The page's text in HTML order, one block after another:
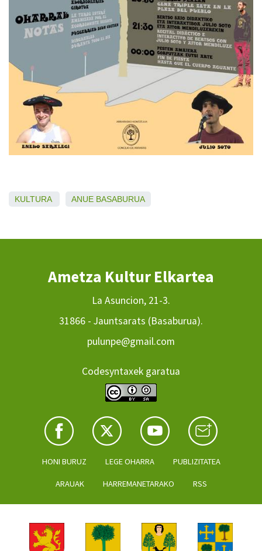
KULTURA ANUE BASABURUA
Ametza Kultur Elkartea
La Asuncion, 21-3.
31866 - Jauntsarats (Basaburua).
pulunpe@gmail.com
Codesyntaxek garatua
HONI BURUZ LEGE OHARRA PUBLIZITATEA
ARAUAK HARREMANETARAKO RSS